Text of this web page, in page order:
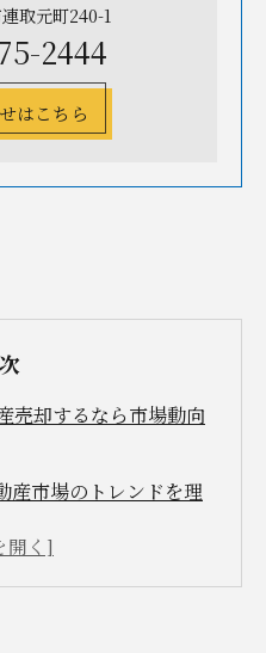
取元町240-1
2444
はこちら
売却するなら市場動向
産市場のトレンドを理